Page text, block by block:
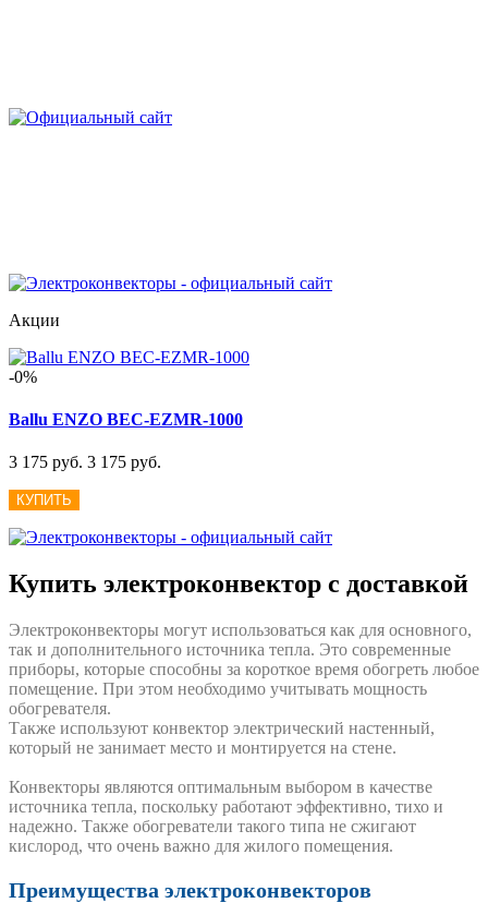
Акции
-0%
Ballu ENZO BEC-EZMR-1000
3 175 руб. 3 175 руб.
КУПИТЬ
Купить электроконвектор с доставкой
Электроконвекторы могут использоваться как для основного,
так и дополнительного источника тепла. Это современные
приборы, которые способны за короткое время обогреть любое
помещение. При этом необходимо учитывать мощность
обогревателя.
Также используют конвектор электрический настенный,
который не занимает место и монтируется на стене.
Конвекторы являются оптимальным выбором в качестве
источника тепла, поскольку работают эффективно, тихо и
надежно. Также обогреватели такого типа не сжигают
кислород, что очень важно для жилого помещения.
Преимущества электроконвекторов